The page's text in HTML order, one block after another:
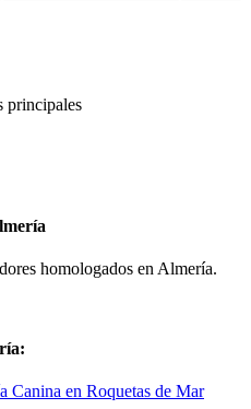
principales
homologados en Almería.
:
Canina en Roquetas de Mar